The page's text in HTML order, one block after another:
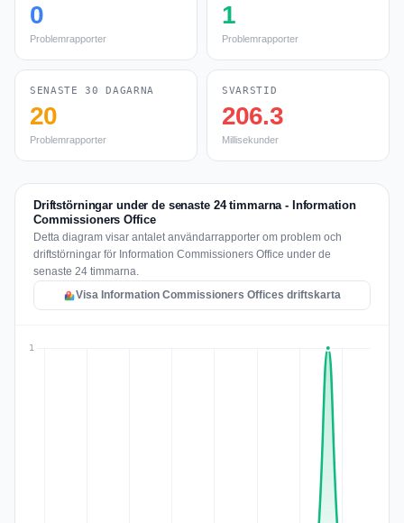
0
Problemrapporter
1
Problemrapporter
SENASTE 30 DAGARNA
20
Problemrapporter
SVARSTID
206.3
Millisekunder
Driftstörningar under de senaste 24 timmarna - Information
Commissioners Office
Detta diagram visar antalet användarrapporter om problem och
driftstörningar för Information Commissioners Office under de
senaste 24 timmarna.
Visa Information Commissioners Offices driftskarta